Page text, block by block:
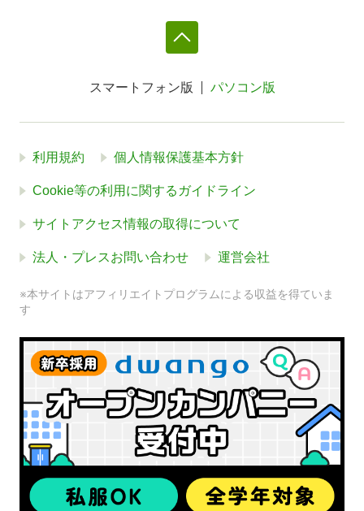
スマートフォン版 パソコン版
利用規約 個人情報保護基本方針
Cookie等の利用に関するガイドライン
サイトアクセス情報の取得について
法人・プレスお問い合わせ 運営会社
※本サイトはアフィリエイトプログラムによる収益を得ていま
す